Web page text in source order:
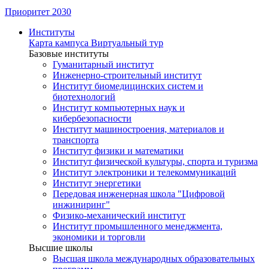
Приоритет 2030
Институты
Карта кампуса Виртуальный тур
Базовые институты
Гуманитарный институт
Инженерно-строительный институт
Институт биомедицинских систем и
биотехнологий
Институт компьютерных наук и
кибербезопасности
Институт машиностроения, материалов и
транспорта
Институт физики и математики
Институт физической культуры, спорта и туризма
Институт электроники и телекоммуникаций
Институт энергетики
Передовая инженерная школа "Цифровой
инжиниринг"
Физико-механический институт
Институт промышленного менеджмента,
экономики и торговли
Высшие школы
Высшая школа международных образовательных